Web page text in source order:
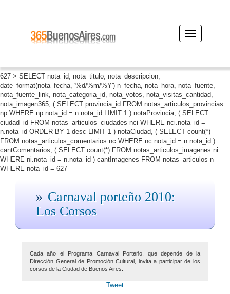
627 > SELECT nota_id, nota_titulo, nota_descripcion,
date_format(nota_fecha, '%d/%m/%Y') n_fecha, nota_hora, nota_fuente,
nota_fuente_link, nota_categoria_id, nota_votos, nota_visitas_cantidad,
nota_imagen365, ( SELECT provincia_id FROM notas_articulos_provincias
np WHERE np.nota_id = n.nota_id LIMIT 1 ) notaProvincia, ( SELECT
ciudad_id FROM notas_articulos_ciudades nci WHERE nci.nota_id =
n.nota_id ORDER BY 1 desc LIMIT 1 ) notaCiudad, ( SELECT count(*)
FROM notas_articulos_comentarios nc WHERE nc.nota_id = n.nota_id )
cantComentarios, ( SELECT count(*) FROM notas_articulos_imagenes ni
WHERE ni.nota_id = n.nota_id ) cantImagenes FROM notas_articulos n
WHERE nota_id = 627
Desplegar
navegación
Carnaval porteño 2010:
Los Corsos
Cada año el Programa Carnaval Porteño, que depende de la
Dirección General de Promoción Cultural, invita a participar de los
corsos de la Ciudad de Buenos Aires.
Tweet